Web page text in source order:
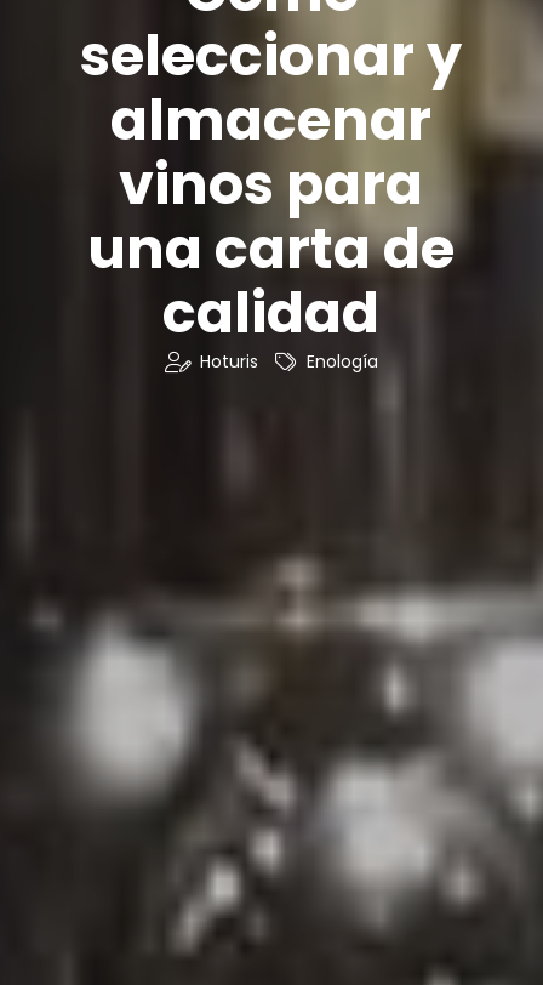
seleccionar y
almacenar
vinos para
una carta de
calidad
Hoturis Enología